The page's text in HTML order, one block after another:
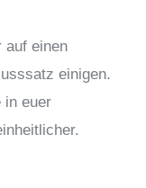
auf einen
einigen.
in euer